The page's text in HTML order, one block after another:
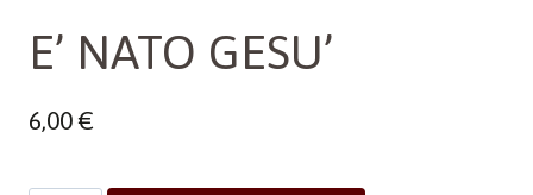
E’ NATO GESU’
6,00€